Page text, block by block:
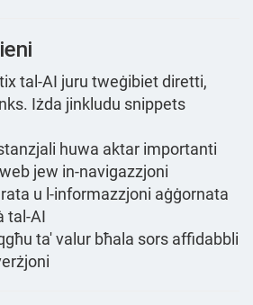
tal-AI juru tweġibiet diretti,
Iżda jinkludu snippets
huwa aktar importanti
jew in-navigazzjoni
u l-informazzjoni aġġornata
tal-AI
ta' valur bħala sors affidabbli